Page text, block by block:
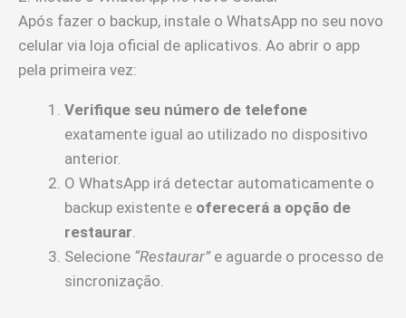
Após fazer o backup, instale o WhatsApp no seu novo
celular via loja oficial de aplicativos. Ao abrir o app
pela primeira vez:
Verifique seu número de telefone
exatamente igual ao utilizado no dispositivo
anterior.
O WhatsApp irá detectar automaticamente o
backup existente e oferecerá a opção de
restaurar
Selecione “Restaurar”e aguarde o processo de
sincronização.